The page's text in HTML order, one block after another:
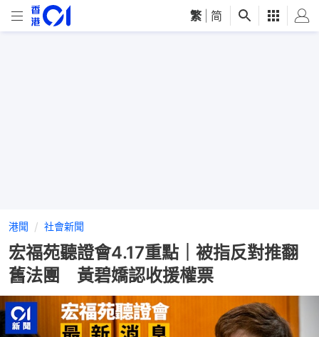
繁 简
港聞 社會新聞
宏福苑聽證會4.17重點｜被指反對推翻
舊法團 黃碧嬌認收援權票